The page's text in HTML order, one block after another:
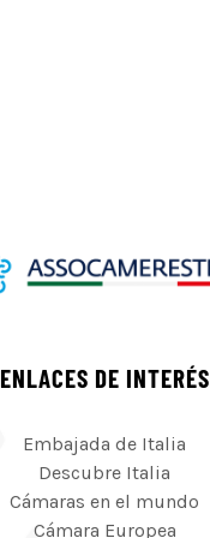
ENLACES DE INTERÉS
Embajada de Italia
Descubre Italia
Cámaras en el mundo
Cámara Europea